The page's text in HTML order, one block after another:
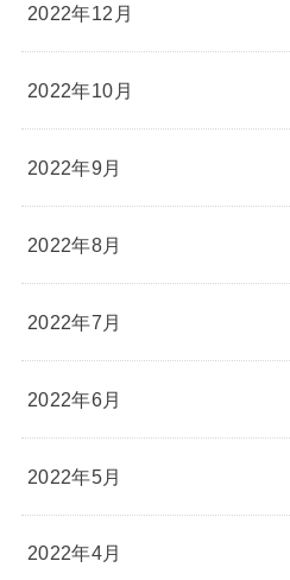
2022年12月
2022年10月
2022年9月
2022年8月
2022年7月
2022年6月
2022年5月
2022年4月